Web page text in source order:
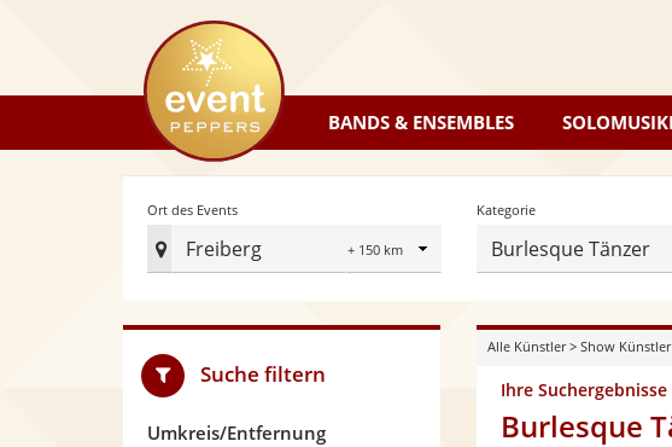
eventpeppers
BANDS & ENSEMBLES
Ort des Events
Freiberg
Radius
Ort
Events
festlegen
Kategorie
Burlesque Tänzer
Alle Künstler> Show
Ihre
Burlesque
Suche filtern
Umkreis/Entfernung